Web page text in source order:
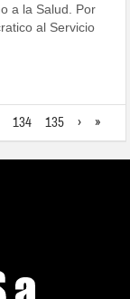
a la Salud. Por
al Servicio
134 135 › »